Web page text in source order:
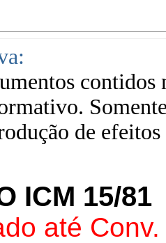
contidos
de
ICM 15/81
até